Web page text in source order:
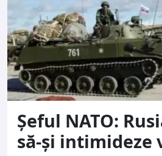
Şeful NATO:
să-și intimideze